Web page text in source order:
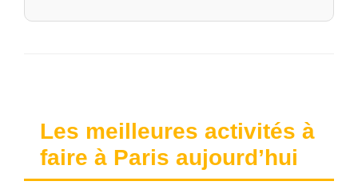
Les meilleures activités à
faire à Paris aujourd’hui